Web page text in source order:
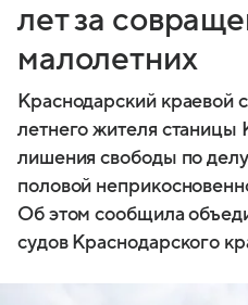
лет за
малолетних
Краснодарский краевой
летнего жителя станицы
лишения свободы по
половой
Об этом сообщила
судов Краснодарского